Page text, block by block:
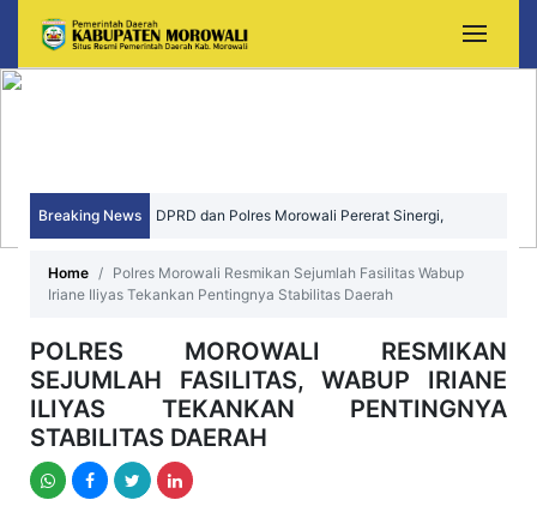
Breaking News DPRD dan Polres Morowali Pererat Sinergi,
Home
Polres Morowali Resmikan Sejumlah Fasilitas Wabup
Iriane Iliyas Tekankan Pentingnya Stabilitas Daerah
POLRES MOROWALI RESMIKAN
SEJUMLAH FASILITAS, WABUP IRIANE
ILIYAS TEKANKAN PENTINGNYA
STABILITAS DAERAH